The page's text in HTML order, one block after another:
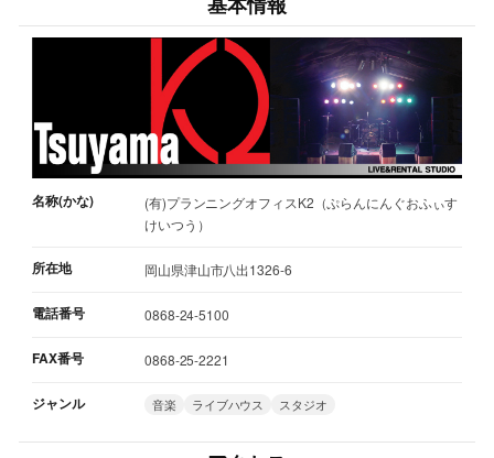
名称(かな)
(有)プランニングオフィスK2（ぷらんにんぐおふぃす
けいつう）
所在地 岡山県津山市八出1326-6
電話番号 0868-24-5100
FAX番号 0868-25-2221
ジャンル 音楽 ライブハウス スタジオ